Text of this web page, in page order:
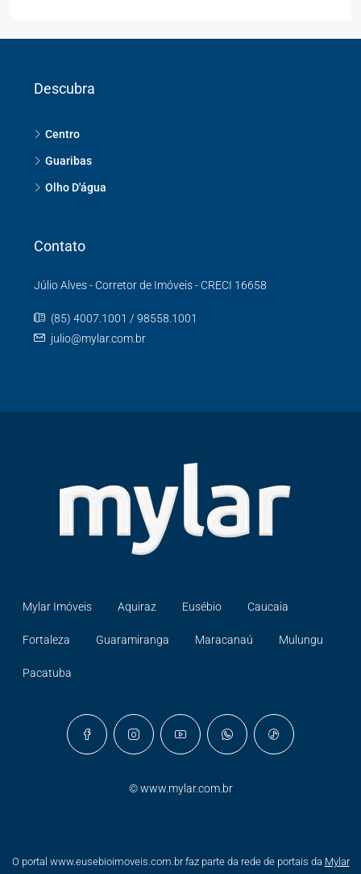
Descubra
Centro
Guaribas
Olho D'água
Contato
Júlio Alves - Corretor de Imóveis - CRECI 16658
(85) 4007.1001 / 98558.1001
julio@mylar.com.br
Mylar Imóveis Aquiraz Eusébio Caucaia
Fortaleza Guaramiranga Maracanaú Mulungu
Pacatuba
©www.mylar.com.br
O portal www.eusebioimoveis.com.br faz parte da rede de portais da Mylar